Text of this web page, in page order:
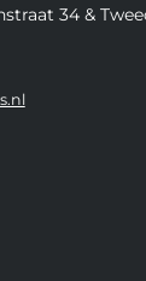
34 &